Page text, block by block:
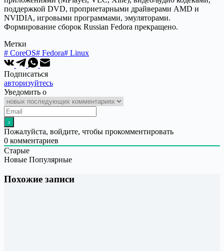
поддержкой DVD, проприетарными драйверами AMD и
NVIDIA, игровыми программами, эмуляторами.
Формирование сборок Russian Fedora прекращено.
Метки
# CoreOS# Fedora# Linux
Подписаться
авторизуйтесь
Уведомить о
Пожалуйста, войдите, чтобы прокомментировать
0 комментариев
Старые
Новые Популярные
Похожие записи